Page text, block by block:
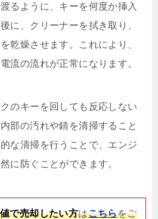
るように、キーを何度か挿入
に、クリーナーを拭き取り、
乾燥させます。これにより、
流の流れが正常になります。
のキーを回しても反応しない
部の汚れや錆を清掃すること
な清掃を行うことで、エンジ
に防ぐことができます。
で売却したい方はこちらをご